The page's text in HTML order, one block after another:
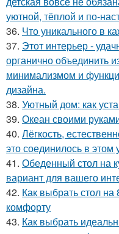
уютной, тёплой и по-
36. Что уникального в
37. Этот интерьер -
органично объединить
минимализмом и
дизайна.
38. Уютный дом: как
39. Океан своими
40. Лёгкость,
это соединилось в
41. Обеденный стол на
вариант для вашего
42. Как выбрать стол на
комфорту
43. Как выбрать